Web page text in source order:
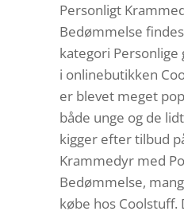
Personligt
Bedømmelse
kategori
i onlinebutikken
er blevet meget
både unge og de
kigger efter tilbud
Krammedyr med
Bedømmelse,
købe hos Coolstuff.